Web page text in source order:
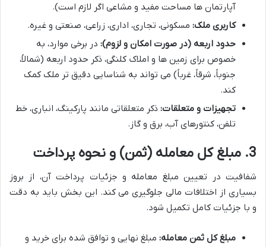
آپارتمان ها مساحت مفید و مشاعی اگر لازم است).
کاربری ملک: مسکونی، تجاری، اداری، زراعی، صنعتی و غیره.
حدود اربعه (در صورت امکان و لزوم): در برخی موارد، به
خصوص برای زمین ها و املاک کلنگی، ذکر حدود اربعه (شمالاً،
جنوباً، شرقاً، غرباً) می تواند به شناسایی دقیق تر ملک کمک
کند.
تجهیزات و متعلقات: ذکر متعلقاتی مانند پارکینگ، انباری، خط
تلفن، کنتورهای آب، برق و گاز.
3. مبلغ کل معامله (ثمن) و نحوه پرداخت
شفافیت در تعیین مبلغ معامله و جزئیات پرداخت آن، از بروز
بسیاری از اختلافات مالی جلوگیری می کند. این بخش باید به دقت
و با جزئیات کامل تکمیل شود.
مبلغ کل ثمن معامله: مبلغ نهایی و توافق شده برای خرید و